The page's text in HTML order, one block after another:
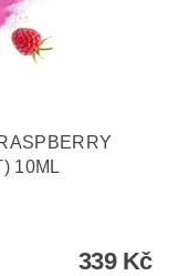
10ML
339 Kč